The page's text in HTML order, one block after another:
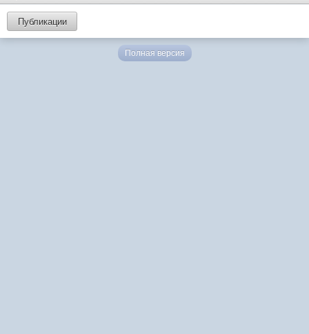
Публикации
Полная версия